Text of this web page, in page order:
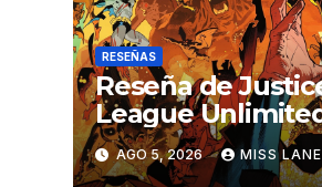
RESEÑAS
Reseña de
League
#11AGO 5, 2026 MISS LANE